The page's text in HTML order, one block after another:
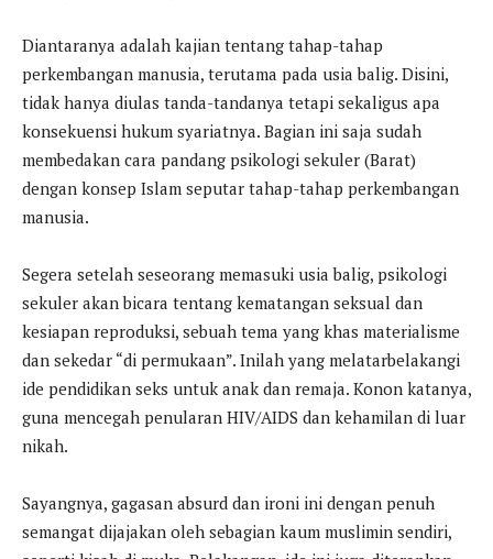
Diantaranya adalah kajian tentang tahap-tahap
perkembangan manusia, terutama pada usia balig. Disini,
tidak hanya diulas tanda-tandanya tetapi sekaligus apa
konsekuensi hukum syariatnya. Bagian ini saja sudah
membedakan cara pandang psikologi sekuler (Barat)
dengan konsep Islam seputar tahap-tahap perkembangan
manusia.
Segera setelah seseorang memasuki usia balig, psikologi
sekuler akan bicara tentang kematangan seksual dan
kesiapan reproduksi, sebuah tema yang khas materialisme
dan sekedar “di permukaan”. Inilah yang melatarbelakangi
ide pendidikan seks untuk anak dan remaja. Konon katanya,
guna mencegah penularan HIV/AIDS dan kehamilan di luar
nikah.
Sayangnya, gagasan absurd dan ironi ini dengan penuh
semangat dijajakan oleh sebagian kaum muslimin sendiri,